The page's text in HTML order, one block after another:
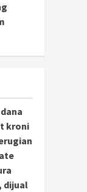
kroni
dijual